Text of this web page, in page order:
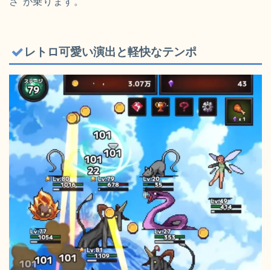
レトロ可愛い演出と軽快なテンポ